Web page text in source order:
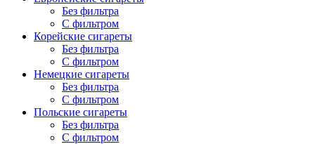
Без фильтра
С фильтром
Корейские сигареты
Без фильтра
С фильтром
Немецкие сигареты
Без фильтра
С фильтром
Польские сигареты
Без фильтра
С фильтром